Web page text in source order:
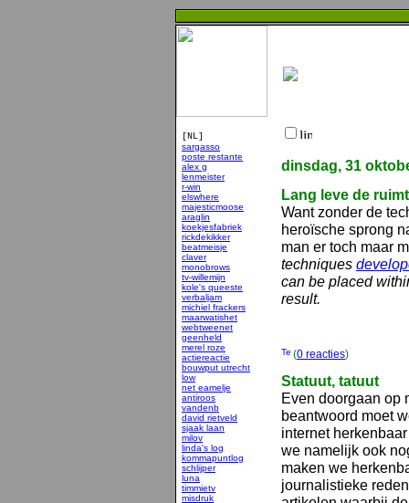
[NL]
sargasso
poste restante
alex g
lenmeister
r-win
elswhere
majesticmoose
araglin
koekjesfabriek
rickdekikker
beatmeisje
claver
monobrows
tv-willemijn
kole's queeste
verbaljam
michiel frackers
maarwatishet
webtweenet
geenheld
merel roze
actiereactie
bouwput utrecht
low
net eamelje
antiroos
vandenb
david rietveld
sjaak laan
milov
linda's log
kommapuntlog
schlijper
luna
timmietv
misdruk
dinsdag, 31
Lang leve de
Want zonder de
heroïsche sprong
man er toch maar
techniques
can be placed
result.
(0 reacties)
Statuut, tatuut
Even doorgaan op
beantwoord moet
internet
we namelijk ook
maken we
journalistieke